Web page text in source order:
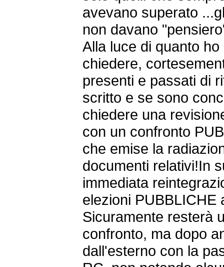
avevano superato
non davano
Alla luce di quanto
chiedere,
presenti e passati di
scritto e se sono
chiedere una
con un confronto
che emise la
documenti relativi!In
immediata
elezioni
Sicuramente resterà
confronto, ma dopo
dall'esterno con la